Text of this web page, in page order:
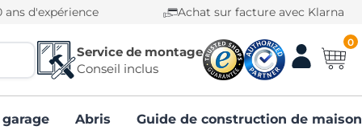
ans d'expérience Achat sur facture avec Klarna
Service de montage
Conseil inclus
0
Abris Guide de construction de maison